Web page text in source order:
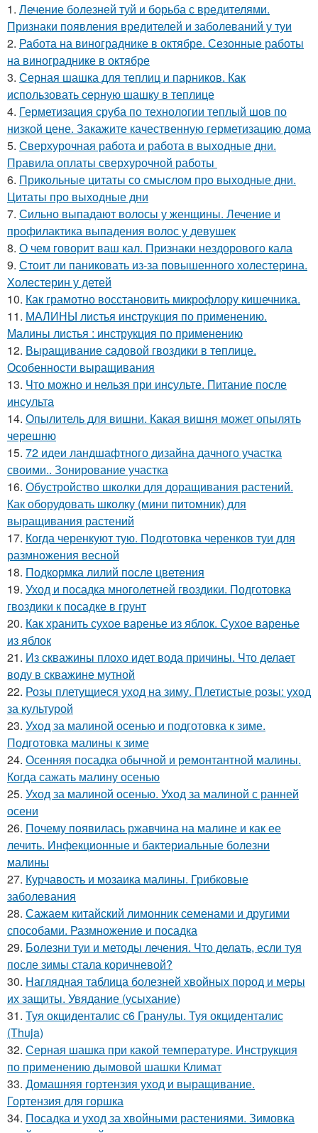
1. Лечение болезней туй и борьба с вредителями.
Признаки появления вредителей и заболеваний у туи
2. Работа на винограднике в октябре. Сезонные работы
на винограднике в октябре
3. Серная шашка для теплиц и парников. Как
использовать серную шашку в теплице
4. Герметизация сруба по технологии теплый шов по
низкой цене. Закажите качественную герметизацию дома
5. Сверхурочная работа и работа в выходные дни.
Правила оплаты сверхурочной работы
6. Прикольные цитаты со смыслом про выходные дни.
Цитаты про выходные дни
7. Сильно выпадают волосы у женщины. Лечение и
профилактика выпадения волос у девушек
8. О чем говорит ваш кал. Признаки нездорового кала
9. Стоит ли паниковать из-за повышенного холестерина.
Холестерин у детей
10. Как грамотно восстановить микрофлору кишечника.
11. МАЛИНЫ листья инструкция по применению.
Малины листья : инструкция по применению
12. Выращивание садовой гвоздики в теплице.
Особенности выращивания
13. Что можно и нельзя при инсульте. Питание после
инсульта
14. Опылитель для вишни. Какая вишня может опылять
черешню
15. 72 идеи ландшафтного дизайна дачного участка
своими.. Зонирование участка
16. Обустройство школки для доращивания растений.
Как оборудовать школку (мини питомник) для
выращивания растений
17. Когда черенкуют тую. Подготовка черенков туи для
размножения весной
18. Подкормка лилий после цветения
19. Уход и посадка многолетней гвоздики. Подготовка
гвоздики к посадке в грунт
20. Как хранить сухое варенье из яблок. Сухое варенье
из яблок
21. Из скважины плохо идет вода причины. Что делает
воду в скважине мутной
22. Розы плетущиеся уход на зиму. Плетистые розы: уход
за культурой
23. Уход за малиной осенью и подготовка к зиме.
Подготовка малины к зиме
24. Осенняя посадка обычной и ремонтантной малины.
Когда сажать малину осенью
25. Уход за малиной осенью. Уход за малиной с ранней
осени
26. Почему появилась ржавчина на малине и как ее
лечить. Инфекционные и бактериальные болезни
малины
27. Курчавость и мозаика малины. Грибковые
заболевания
28. Сажаем китайский лимонник семенами и другими
способами. Размножение и посадка
29. Болезни туи и методы лечения. Что делать, если туя
после зимы стала коричневой?
30. Наглядная таблица болезней хвойных пород и меры
их защиты. Увядание (усыхание)
31. Туя окциденталис с6 Гранулы. Туя окциденталис
(Thuja)
32. Серная шашка при какой температуре. Инструкция
по применению дымовой шашки Климат
33. Домашняя гортензия уход и выращивание.
Гортензия для горшка
34. Посадка и уход за хвойными растениями. Зимовка